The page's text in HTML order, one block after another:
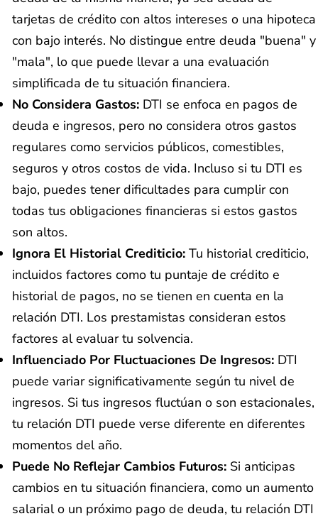
tarjetas de crédito con altos intereses o una hipoteca
con bajo interés. No distingue entre deuda "buena" y
"mala", lo que puede llevar a una evaluación
simplificada de tu situación financiera.
No Considera Gastos: DTI se enfoca en pagos de
deuda e ingresos, pero no considera otros gastos
regulares como servicios públicos, comestibles,
seguros y otros costos de vida. Incluso si tu DTI es
bajo, puedes tener dificultades para cumplir con
todas tus obligaciones financieras si estos gastos
son altos.
Ignora El Historial Crediticio: Tu historial crediticio,
incluidos factores como tu puntaje de crédito e
historial de pagos, no se tienen en cuenta en la
relación DTI. Los prestamistas consideran estos
factores al evaluar tu solvencia.
Influenciado Por Fluctuaciones De Ingresos: DTI
puede variar significativamente según tu nivel de
ingresos. Si tus ingresos fluctúan o son estacionales,
tu relación DTI puede verse diferente en diferentes
momentos del año.
Puede No Reflejar Cambios Futuros: Si anticipas
cambios en tu situación financiera, como un aumento
salarial o un próximo pago de deuda, tu relación DTI